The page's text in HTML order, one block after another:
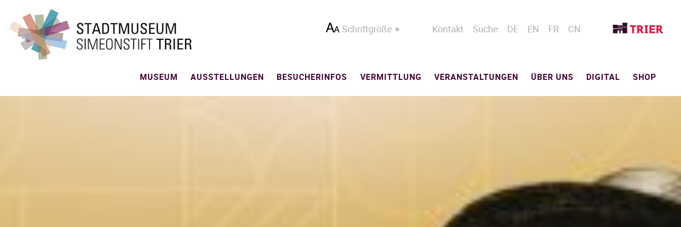
Schriftgröße Kontakt Suche DE EN FR CN
MUSEUM AUSSTELLUNGEN BESUCHERINFOS VERMITTLUNG VERANSTALTUNGEN ÜBER UNS DIGITAL SHOP